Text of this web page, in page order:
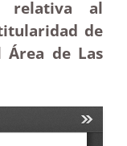
relativa al
de
de Las